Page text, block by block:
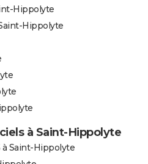
Hippolyte
Hippolyte
à Saint-Hippolyte
Saint-Hippolyte